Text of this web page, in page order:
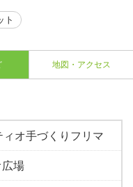
ト
地図・アクセス
オ手づくりフリマ
場